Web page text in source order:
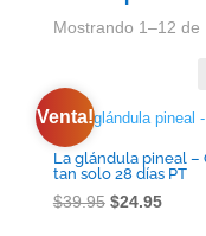
Mostrando 1–12 de
Venta!
La glándula pineal
tan solo 28 días PT
$39.95 El
$24.95El